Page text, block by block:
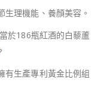
理機能、養顏美容。
於186瓶紅酒的白藜蘆
有生產專利黃金比例組